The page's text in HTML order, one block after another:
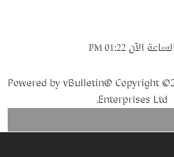
الآن 01:22 PM
Powered by vBulletin® Copyright
Enterprises Ltd.